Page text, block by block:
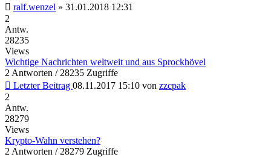
ralf.wenzel » 31.01.2018 12:31
2
Antw.
28235
Views
Wichtige Nachrichten weltweit und aus Sprockhövel
2 Antworten / 28235 Zugriffe
Letzter Beitrag 08.11.2017 15:10 von zzcpak
2
Antw.
28279
Views
Krypto-Wahn verstehen?
2 Antworten / 28279 Zugriffe